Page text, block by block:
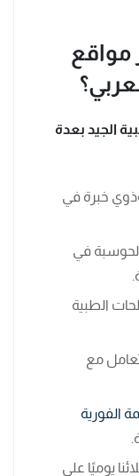
مواقع
الجيد بعدة
خبرة في
في
الطبية
مع
الفورية
يوميًا على